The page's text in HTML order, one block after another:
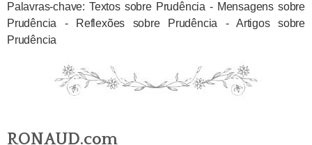
Palavras-chave: Textos sobre Prudência - Mensagens sobre
Prudência - Reflexões sobre Prudência - Artigos sobre
Prudência
RONAUD.com